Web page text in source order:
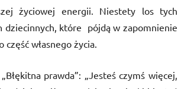
życiowej energii. Niestety los tych
dziecinnych, które pójdą w zapomnienie
własnego życia.
prawda”: „Jesteś czymś więcej,